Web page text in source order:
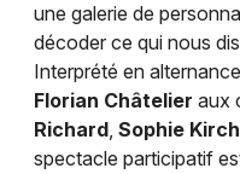
74 - Haute-Savoie
Choisir mes
Mon email
une galerie de
décoder ce qui nous
Interprété en
Florian Châtelier aux
Richard, Sophie
spectacle participatif